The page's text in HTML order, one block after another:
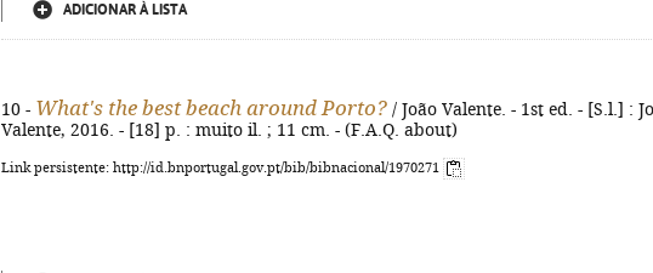
ADICIONAR À LISTA
10 - What's the best beach around Porto? / João Valente. - 1st ed. - [S.l.] :
Valente, 2016. - [18] p. : muito il. ; 11 cm. - (F.A.Q. about)
Link persistente: http://id.bnportugal.gov.pt/bib/bibnacional/1970271